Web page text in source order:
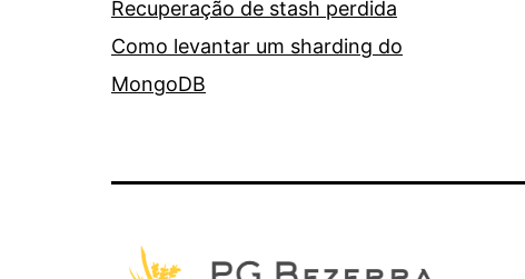
Recuperação de stash perdida
Como levantar um sharding do
MongoDB